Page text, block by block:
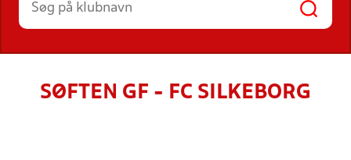
SØFTEN GF - FC SILKEBORG